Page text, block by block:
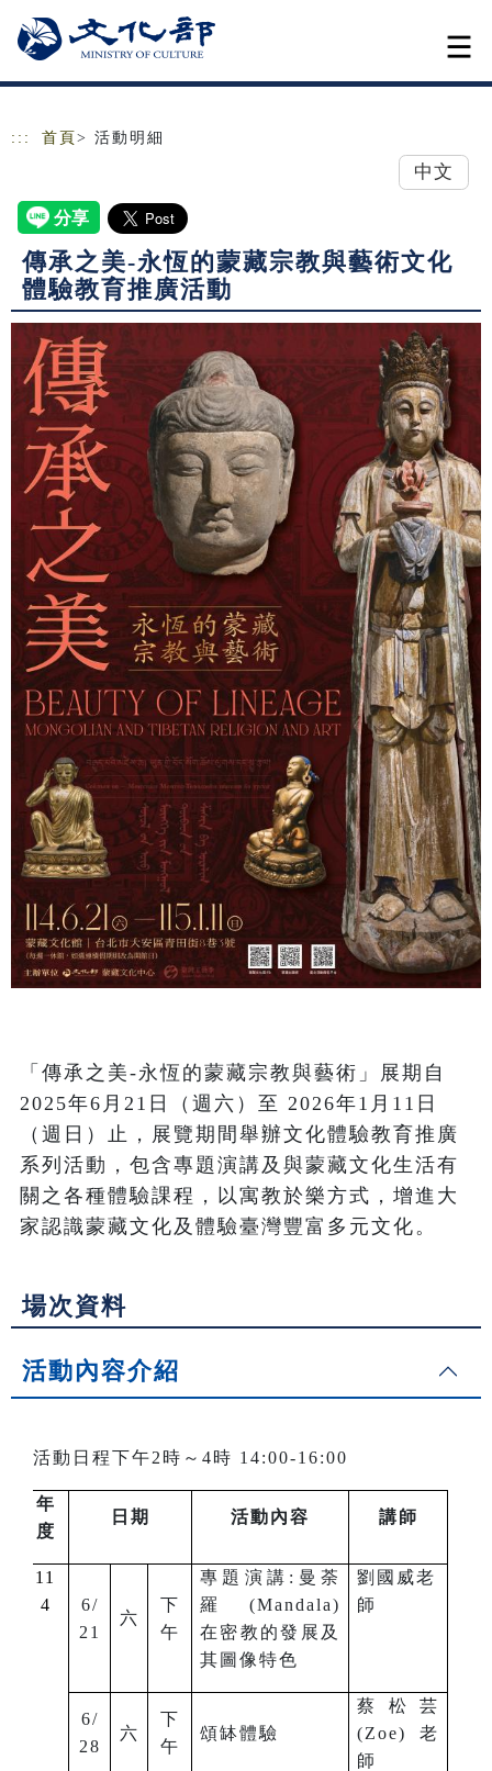
跳到主要內容
網站導覽
::: 首頁 > 活動明細
中文
傳承之美-永恆的蒙藏宗教與藝術文化
體驗教育推廣活動
「傳承之美-永恆的蒙藏宗教與藝術」展期自
2025年6月21日（週六）至 2026年1月11日
（週日）止，展覽期間舉辦文化體驗教育推廣
系列活動，包含專題演講及與蒙藏文化生活有
關之各種體驗課程，以寓教於樂方式，增進大
家認識蒙藏文化及體驗臺灣豐富多元文化。
場次資料
活動內容介紹
活動日程下午2時～4時 14:00-16:00
年
度
日期 活動內容 講師
11
4
6/
21
六
下
午
專題演講:曼荼
羅 (Mandala)
在密教的發展及
其圖像特色
劉國威老
師
6/
28
六
下
午
頌缽體驗
蔡松芸
(Zoe)老
師